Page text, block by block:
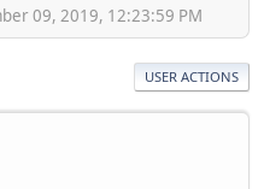
09, 2019, 12:23:59 PM
USER ACTIONS